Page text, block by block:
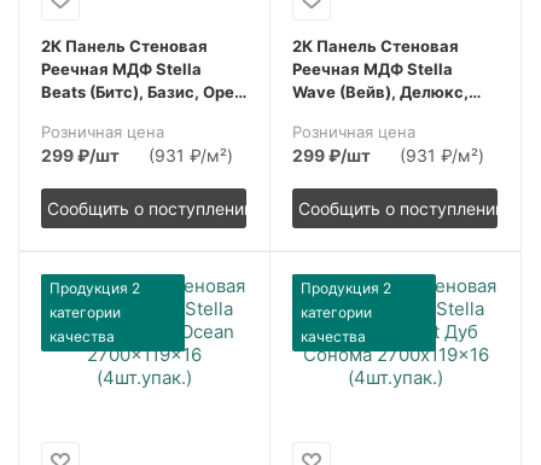
2К Панель Стеновая
Реечная МДФ Stella
Beats (Битс), Базис, Орех
2700x119x16, (4шт.упак.)
Розничная цена
299₽/шт (931 ₽/м²)
Сообщить о поступлении
2К Панель Стеновая
Реечная МДФ Stella
Wave (Вейв), Делюкс,
2700x119x16, (4шт.упак.)
Розничная цена
299₽/шт (931 ₽/м²)
Сообщить о поступлении
Продукция 2
категории
качества
Продукция 2
категории
качества